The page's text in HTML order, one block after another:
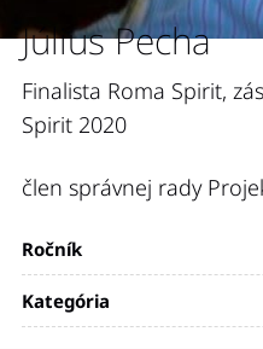
Július Pecha
Finalista Roma Spirit,
Spirit 2020
člen správnej rady
Ročník
Kategória